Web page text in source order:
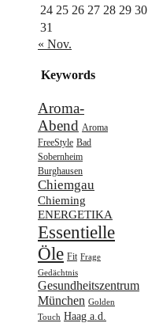
24 25 26 27 28 29 30
31
« Nov.
Keywords
Aroma-
Abend Aroma
FreeStyle Bad
Sobernheim
Burghausen
Chiemgau
Chieming
ENERGETIKA
Essentielle
Öle Fit Frage
Gedächtnis
Gesundheitszentrum
München Golden
Touch Haag a.d.